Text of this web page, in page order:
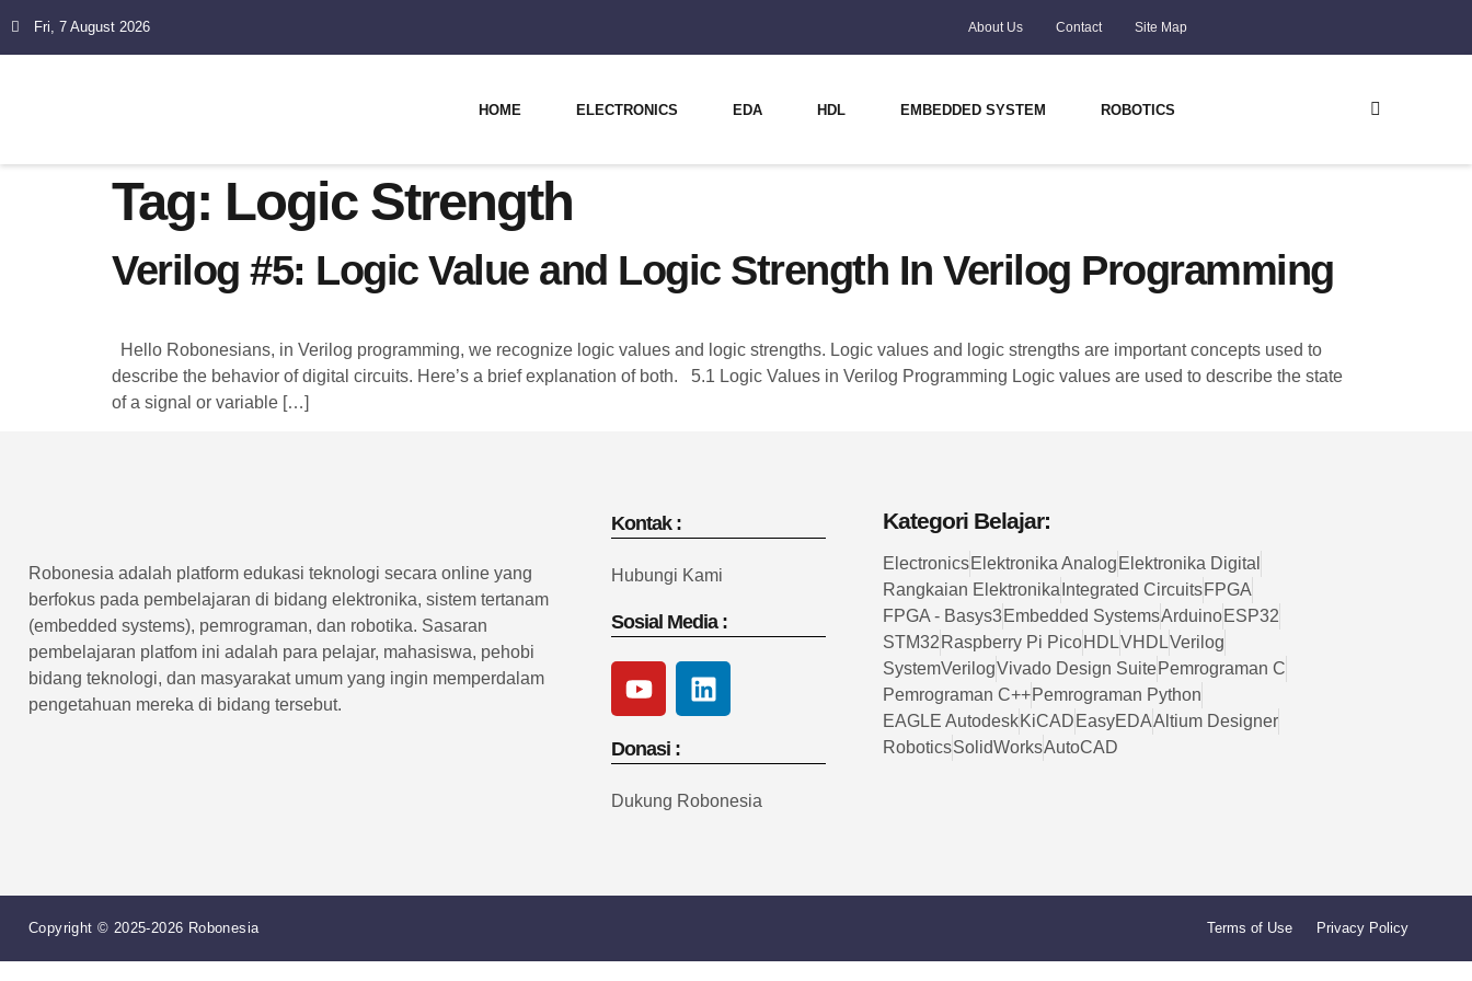
Fri, 7 August 2026 About Us Contact Site Map
HOME ELECTRONICS EDA HDL EMBEDDED SYSTEM ROBOTICS
Tag: Logic Strength
Verilog #5: Logic Value and Logic Strength In Verilog Programming
Hello Robonesians, in Verilog programming, we recognize logic values and logic strengths. Logic values and logic strengths are important concepts used to
describe the behavior of digital circuits. Here’s a brief explanation of both. 5.1 Logic Values in Verilog Programming Logic values are used to describe the state
of a signal or variable […]
Robonesia adalah platform edukasi teknologi secara online yang
berfokus pada pembelajaran di bidang elektronika, sistem tertanam
(embedded systems), pemrograman, dan robotika. Sasaran
pembelajaran platfom ini adalah para pelajar, mahasiswa, pehobi
bidang teknologi, dan masyarakat umum yang ingin memperdalam
pengetahuan mereka di bidang tersebut.
Kontak :
Hubungi Kami
Sosial Media :
Donasi :
Dukung Robonesia
Kategori Belajar:
ElectronicsElektronika Analog Elektronika Digital
Rangkaian Elektronika Integrated CircuitsFPGA
FPGA - Basys3Embedded SystemsArduinoESP32
STM32 Raspberry Pi PicoHDLVHDLVerilog
SystemVerilogVivado Design SuitePemrograman C
Pemrograman C++Pemrograman Python
EAGLE AutodeskKiCAD EasyEDAAltium Designer
RoboticsSolidWorksAutoCAD
Copyright © 2025-2026 Robonesia Terms of Use Privacy Policy